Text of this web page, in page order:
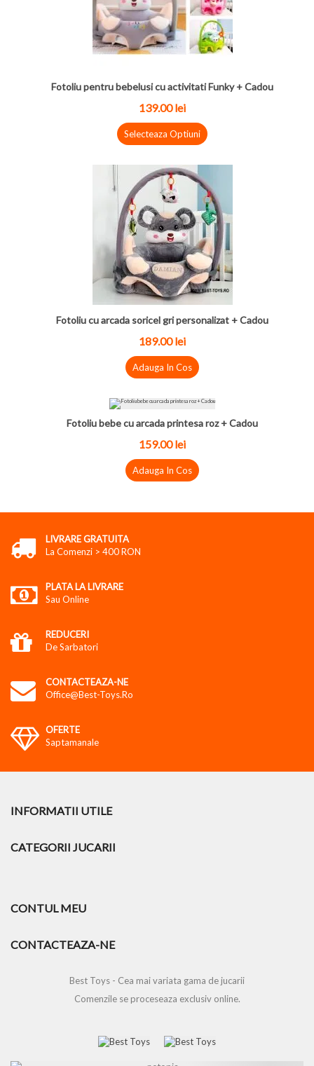
Fotoliu pentru bebelusi cu activitati Funky + Cadou
139.00lei
Selecteaza Optiuni
Fotoliu cu arcada soricel gri personalizat + Cadou
189.00lei
Adauga In Cos
Fotoliu bebe cu arcada printesa roz + Cadou
159.00lei
Adauga In Cos
LIVRARE GRATUITA
La Comenzi > 400 RON
PLATA LA LIVRARE
Sau Online
REDUCERI
De Sarbatori
CONTACTEAZA-NE
Office@best-Toys.ro
OFERTE
Saptamanale
INFORMATII UTILE
CATEGORII JUCARII
CONTUL MEU
CONTACTEAZA-NE
Best Toys - Cea mai variata gama de jucarii
Comenzile se proceseaza exclusiv online.